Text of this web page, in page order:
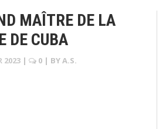
MAÎTRE DE LA
DE CUBA
2023 | 0 | BYA.S.